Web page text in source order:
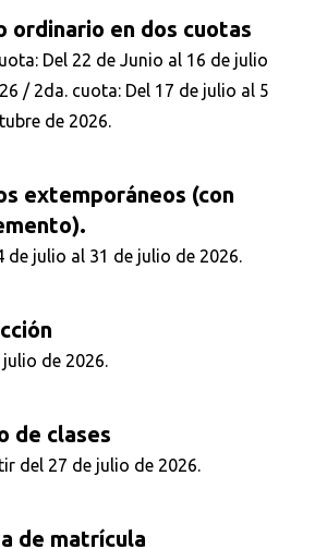
ordinario en dos cuotas
Del 22 de Junio al 16 de julio
/ 2da. cuota: Del 17 de julio al 5
de 2026.
extemporáneos (con
de julio al 31 de julio de 2026.
julio de 2026.
de clases
del 27 de julio de 2026.
de matrícula